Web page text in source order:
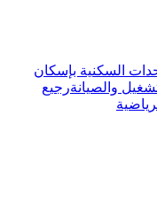
السكنية بإسكان
والصيانةرجيع